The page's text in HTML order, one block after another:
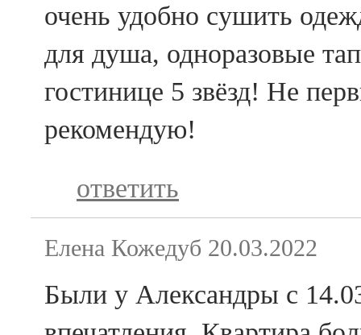
очень удобно сушить
для душа, одноразовые
гостинице 5 звёзд! Не
рекомендую!
ответить
Елена Кожедуб 20.03.2022
Были у Александры с